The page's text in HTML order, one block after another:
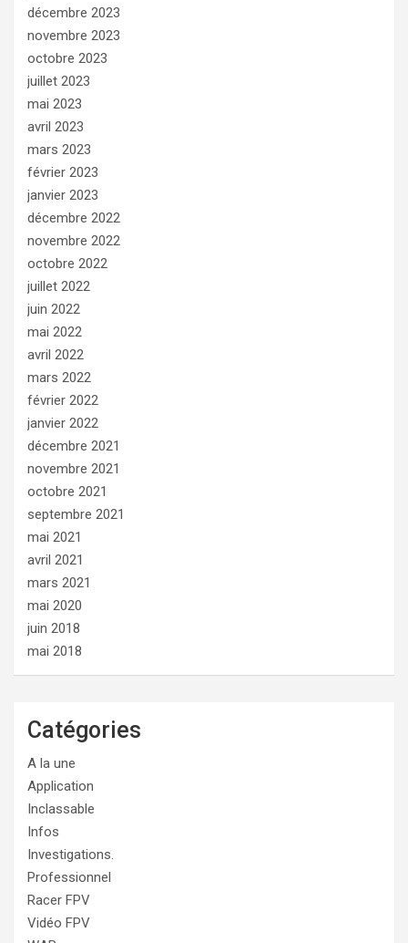
décembre 2023
novembre 2023
octobre 2023
juillet 2023
mai 2023
avril 2023
mars 2023
février 2023
janvier 2023
décembre 2022
novembre 2022
octobre 2022
juillet 2022
juin 2022
mai 2022
avril 2022
mars 2022
février 2022
janvier 2022
décembre 2021
novembre 2021
octobre 2021
septembre 2021
mai 2021
avril 2021
mars 2021
mai 2020
juin 2018
mai 2018
Catégories
A la une
Application
Inclassable
Infos
Investigations.
Professionnel
Racer FPV
Vidéo FPV